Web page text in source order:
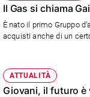
Podcast
Privacy
Chi
Il Gas si chiama
È nato il primo Gruppo d’acquisto ibrido in Italia. L’obiettivo è quello di fare
acquisti anche di un
ATTUALITÀ
Giovani, il futuro è